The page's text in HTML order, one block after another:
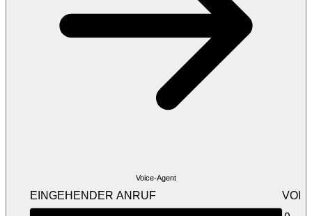
Voice-Agent
EINGEHENDER ANRUF